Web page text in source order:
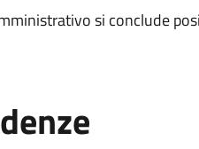
si conclude